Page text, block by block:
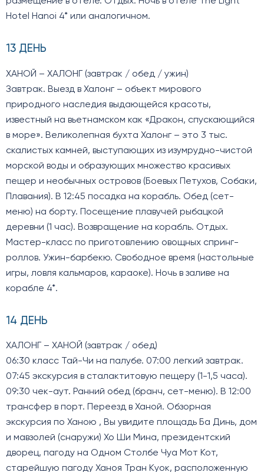
Hotel Hanoi 4* или аналогичном.
13 ДЕНЬ
ХАНОЙ – ХАЛОНГ (завтрак / обед / ужин)
Завтрак. Выезд в Халонг – объект мирового
природного наследия выдающейся красоты,
известный на вьетнамском как «Дракон, спускающийся
в море». Великолепная бухта Халонг – это 3 тыс.
скалистых камней, выступающих из изумрудно-чистой
морской воды и образующих множество красивых
пещер и необычных островов (Боевых Петухов, Собаки,
Плавания). В 12:45 посадка на корабль. Обед (сет-
меню) на борту. Посещение плавучей рыбацкой
деревни (1 час). Возвращение на корабль. Отдых.
Мастер-класс по приготовлению овощных спринг-
роллов. Ужин-барбекю. Свободное время (настольные
игры, ловля кальмаров, караоке). Ночь в заливе на
корабле 4*.
14 ДЕНЬ
ХАЛОНГ – ХАНОЙ (завтрак / обед)
06:30 класс Тай-Чи на палубе. 07:00 легкий завтрак.
07:45 экскурсия в сталактитовую пещеру (1-1,5 часа).
09:30 чек-аут. Ранний обед (бранч, сет-меню). В 12:00
трансфер в порт. Переезд в Ханой. Обзорная
экскурсия по Ханою , Вы увидите площадь Ба Динь, дом
и мавзолей (снаружи) Хо Ши Мина, президентский
дворец, пагоду на Одном Столбе Чуа Мот Кот,
старейшую пагоду Ханоя Тран Куок, расположенную